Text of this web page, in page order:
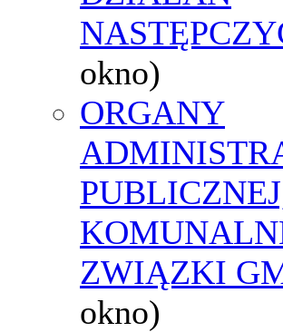
okno)
ORGANY
ZWIĄZKI
okno)